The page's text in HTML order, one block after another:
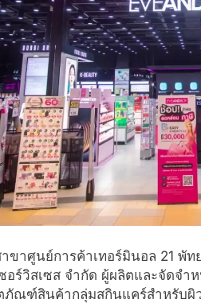
าขาศูนย์การค้าเทอร์มินอล 21 พั
อร์วิสเซส จำกัด ผู้ผลิตและจัดจ
ภัณฑ์สินค้ากลุ่มสกินแคร์สำหรับผิ